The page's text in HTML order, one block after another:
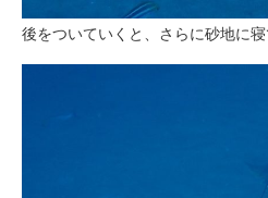
後をついていくと、さらに砂地に寝